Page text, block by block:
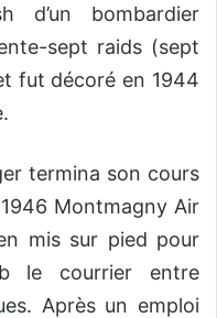
d’un bombardier
sept raids (sept
fut décoré en 1944
termina son cours
Montmagny Air
mis sur pied pour
le courrier entre
Après un emploi